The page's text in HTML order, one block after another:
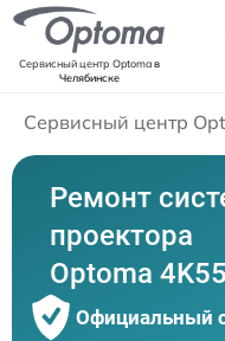
Сервисный центр Optomaв
Челябинске
Сервисный центр
Ремонт
проектора
Optoma
Официальный